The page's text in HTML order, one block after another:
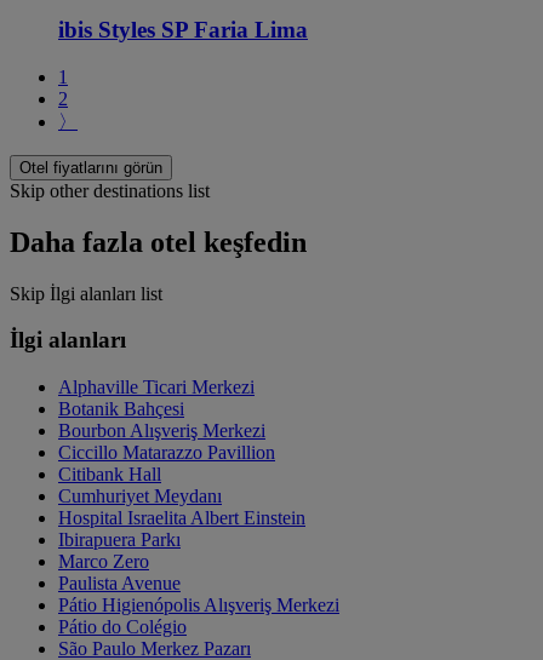
ibis Styles SP Faria Lima
1
2
〉
Otel fiyatlarını görün
Skip other destinations list
Daha fazla otel keşfedin
Skip İlgi alanları list
İlgi alanları
Alphaville Ticari Merkezi
Botanik Bahçesi
Bourbon Alışveriş Merkezi
Ciccillo Matarazzo Pavillion
Citibank Hall
Cumhuriyet Meydanı
Hospital Israelita Albert Einstein
Ibirapuera Parkı
Marco Zero
Paulista Avenue
Pátio Higienópolis Alışveriş Merkezi
Pátio do Colégio
São Paulo Merkez Pazarı